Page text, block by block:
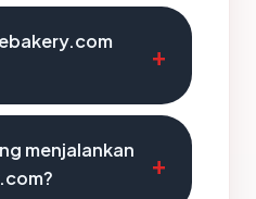
menjalankan